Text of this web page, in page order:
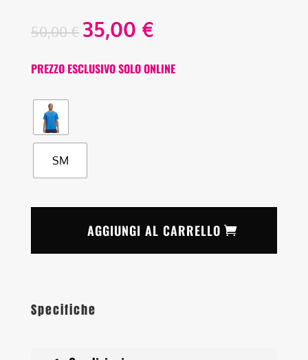
50,00€ 35,00 €
PREZZO ESCLUSIVO SOLO ONLINE
SM
AGGIUNGI AL CARRELLO
Specifiche